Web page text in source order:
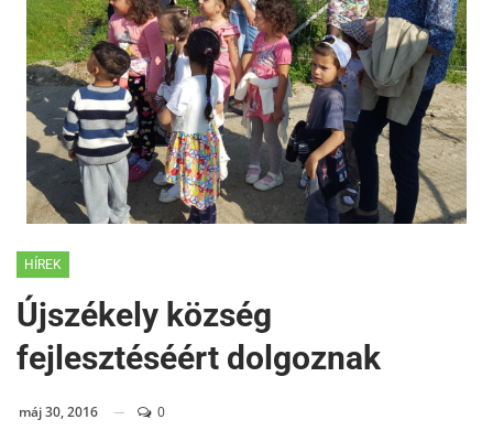
HÍREK
Újszékely község
fejlesztéséért dolgoznak
máj 30, 2016 0